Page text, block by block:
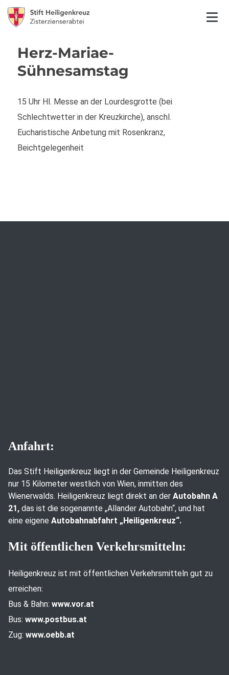
Herz-Mariae-
Sühnesamstag
15 Uhr Hl. Messe an der Lourdesgrotte (bei
Schlechtwetter in der Kreuzkirche), anschl.
Eucharistische Anbetung mit Rosenkranz,
Beichtgelegenheit
Anfahrt:
Das Stift Heiligenkreuz liegt in der Gemeinde Heiligenkreuz
nur 15 Kilometer westlich von Wien, inmitten des
Wienerwalds. Heiligenkreuz liegt direkt an der Autobahn A
21, das ist die sogenannte „Allander Autobahn“, und hat
eine eigene Autobahnabfahrt „Heiligenkreuz“.
Mit öffentlichen Verkehrsmitteln:
Heiligenkreuz ist mit öffentlichen Verkehrsmitteln gut zu
erreichen:
Bus & Bahn: www.vor.at
Bus: www.postbus.at
Zug: www.oebb.at